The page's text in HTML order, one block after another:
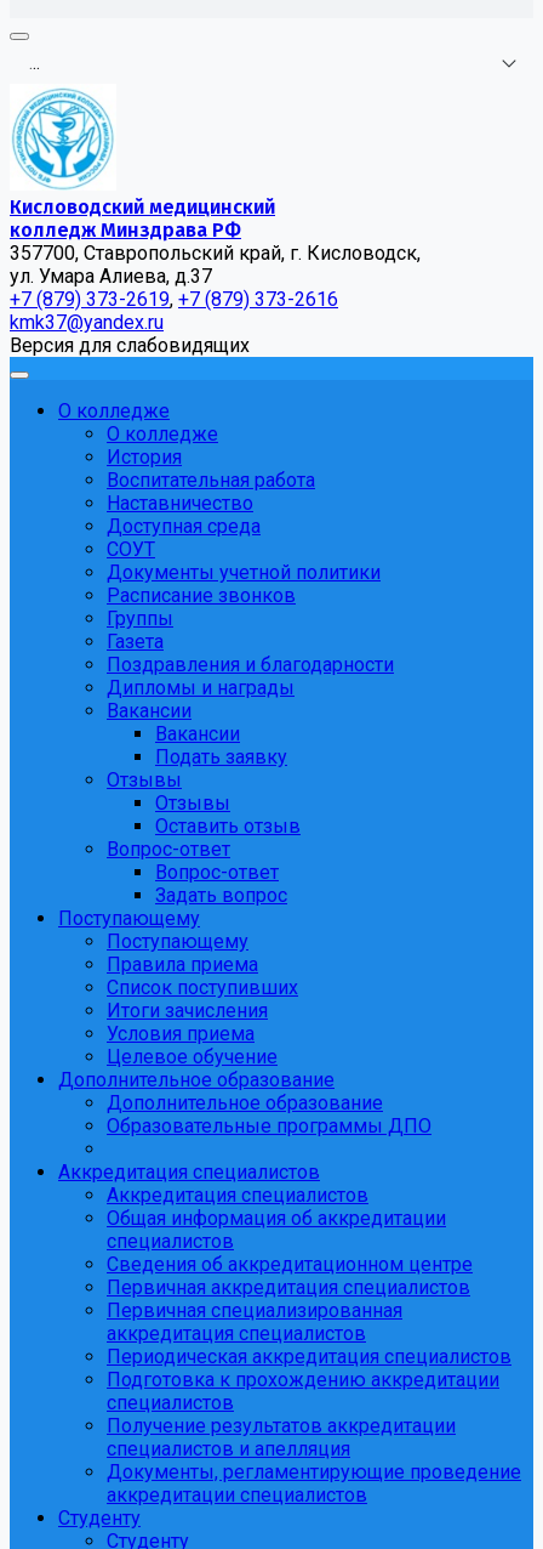
...
Кисловодский медицинский
колледж Минздрава РФ
357700, Ставропольский край, г. Кисловодск,
ул. Умара Алиева, д.37
+7 (879) 373-2619, +7 (879) 373-2616
kmk37@yandex.ru
Версия для слабовидящих
О колледже
О колледже
История
Воспитательная работа
Наставничество
Доступная среда
СОУТ
Документы учетной политики
Расписание звонков
Группы
Газета
Поздравления и благодарности
Дипломы и награды
Вакансии
Вакансии
Подать заявку
Отзывы
Отзывы
Оставить отзыв
Вопрос-ответ
Вопрос-ответ
Задать вопрос
Поступающему
Поступающему
Правила приема
Список поступивших
Итоги зачисления
Условия приема
Целевое обучение
Дополнительное образование
Дополнительное образование
Образовательные программы ДПО
Аккредитация специалистов
Аккредитация специалистов
Общая информация об аккредитации
специалистов
Сведения об аккредитационном центре
Первичная аккредитация специалистов
Первичная специализированная
аккредитация специалистов
Периодическая аккредитация специалистов
Подготовка к прохождению аккредитации
специалистов
Получение результатов аккредитации
специалистов и апелляция
Документы, регламентирующие проведение
аккредитации специалистов
Студенту
Студенту